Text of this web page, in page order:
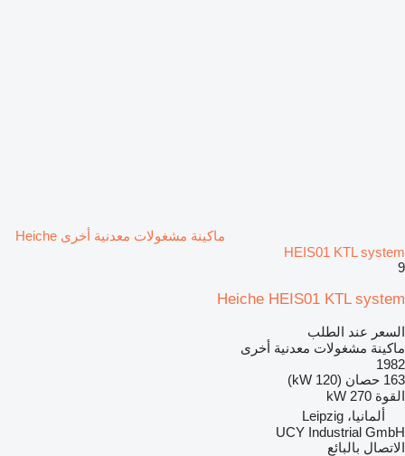
ماكينة مشغولات معدنية أخرى Heiche
HEIS01 KTL system
9
Heiche HEIS01 KTL system
السعر عند الطلب
ماكينة مشغولات معدنية أخرى
1982
163 حصان (120 kW)
القوة 270 kW
ألمانيا، Leipzig
UCY Industrial GmbH
الاتصال بالبائع